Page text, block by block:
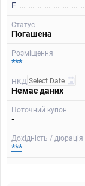
F
Статус
Погашена
Розміщення
***
НКД
Немає даних
Поточний купон
-
Дохідність / дюрація
***